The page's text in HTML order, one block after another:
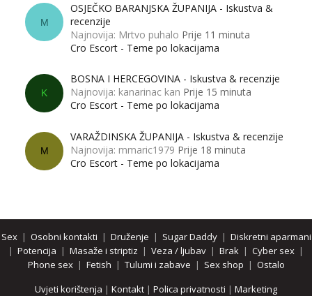
M
OSJEČKO BARANJSKA ŽUPANIJA - Iskustva &
recenzije
Najnovija: Mrtvo puhalo Prije 11 minuta
Cro Escort - Teme po lokacijama
K
BOSNA I HERCEGOVINA - Iskustva & recenzije
Najnovija: kanarinac kan Prije 15 minuta
Cro Escort - Teme po lokacijama
M
VARAŽDINSKA ŽUPANIJA - Iskustva & recenzije
Najnovija: mmaric1979 Prije 18 minuta
Cro Escort - Teme po lokacijama
Sex| Osobni kontakti | Druženje | Sugar Daddy| Diskretni aparmani
| Potencija | Masaže i striptiz | Veza / ljubav | Brak | Cyber sex |
Phone sex| Fetish | Tulumi i zabave | Sex shop | Ostalo
Uvjeti korištenja | Kontakt | Polica privatnosti | Marketing